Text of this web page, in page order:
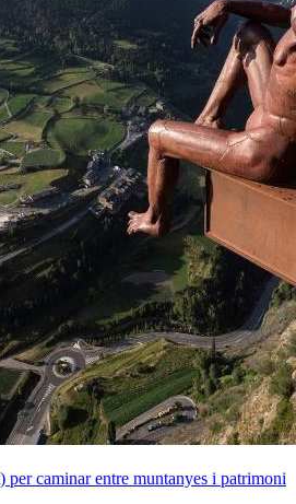
per caminar entre muntanyes i patrimoni